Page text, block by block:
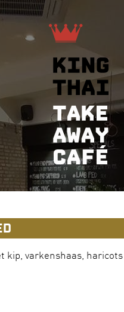
kip, varkenshaas,